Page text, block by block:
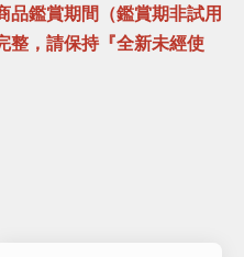
鑑賞期間（鑑賞期非試用
整，請保持『全新未經使